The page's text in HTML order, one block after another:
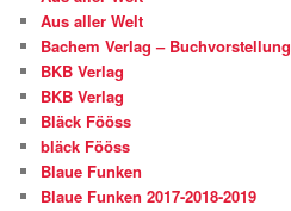
Aus aller Welt
Bachem Verlag – Buchvorstellung
BKB Verlag
BKB Verlag
Bläck Fööss
bläck Fööss
Blaue Funken
Blaue Funken 2017-2018-2019